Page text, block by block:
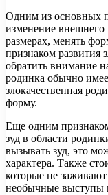
Одним из основных
изменение внешнего
размерах, менять
признаком развития
обратить внимание
родинка обычно
злокачественная
форму.
Еще одним
зуд в области
вызывать зуд, это
характера. Также
которые не
необычные выступы